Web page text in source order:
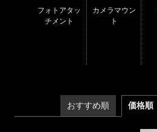
フォトアタッ
チメント
カメラマウン
ト
おすすめ順 価格順